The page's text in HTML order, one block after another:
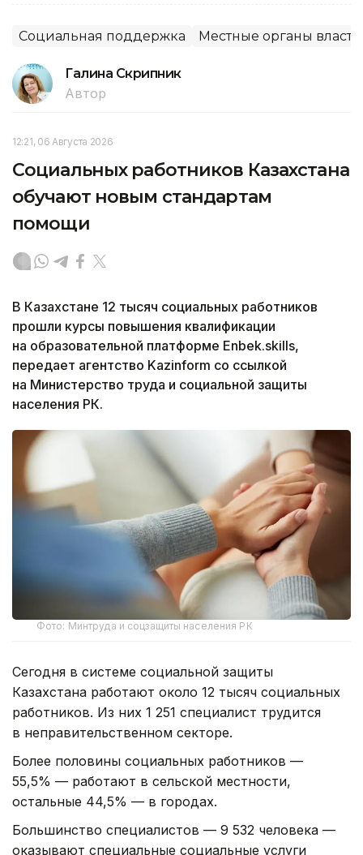
Социальная поддержка Местные органы власти
Галина Скрипник
Автор
12:21, 06 Августа 2026
Социальных работников Казахстана
обучают новым стандартам
помощи
В Казахстане 12 тысяч социальных работников
прошли курсы повышения квалификации
на образовательной платформе Enbek.skills,
передает агентство Kazinform со ссылкой
на Министерство труда и социальной защиты
населения РК.
Фото: Минтруда и соцзащиты населения РК
Сегодня в системе социальной защиты
Казахстана работают около 12 тысяч социальных
работников. Из них 1 251 специалист трудится
в неправительственном секторе.
Более половины социальных работников —
55,5% — работают в сельской местности,
остальные 44,5% — в городах.
Большинство специалистов — 9 532 человека —
оказывают специальные социальные услуги